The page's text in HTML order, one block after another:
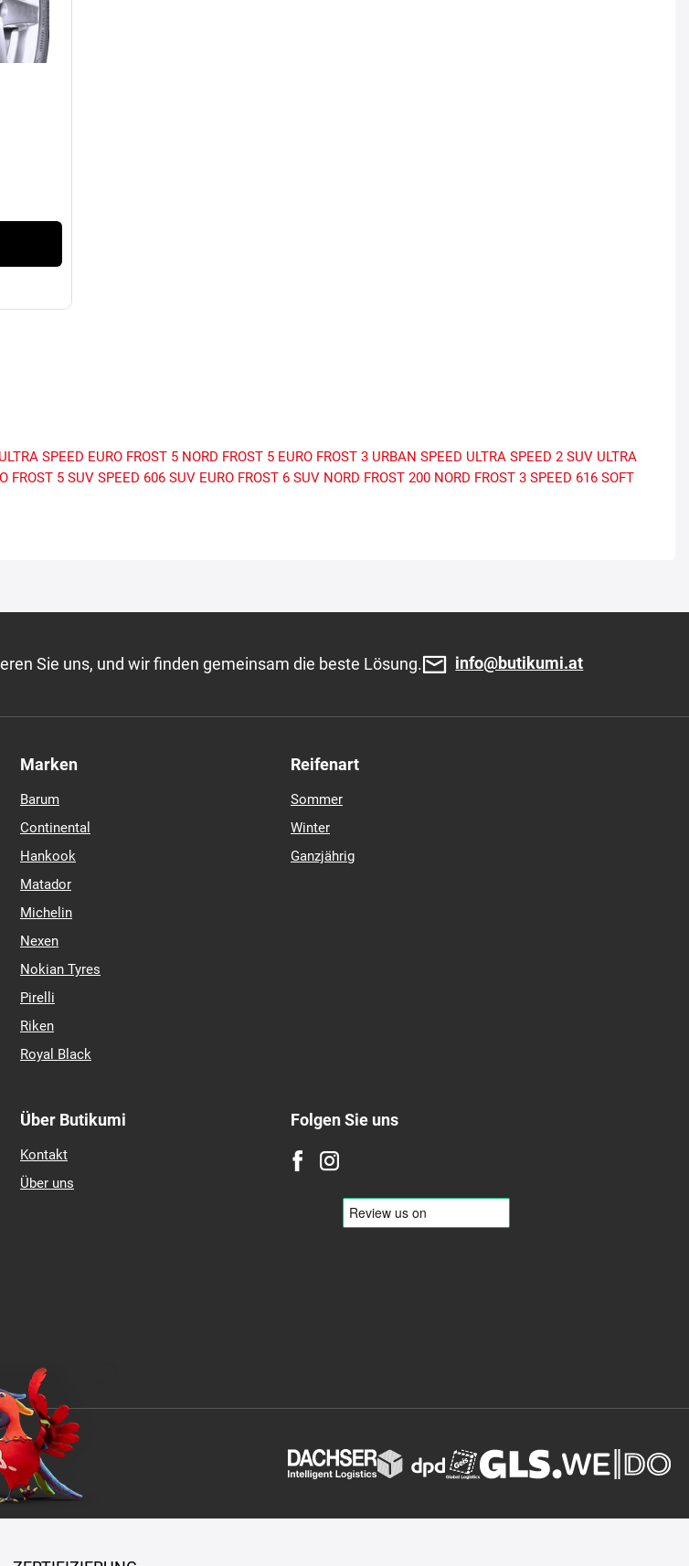
ULTRA SPEED EURO FROST 5 NORD FROST 5 EURO FROST 3 URBAN SPEED ULTRA SPEED 2 SUV ULTRA
FROST 5 SUV SPEED 606 SUV EURO FROST 6 SUV NORD FROST 200 NORD FROST 3 SPEED 616 SOFT
Sie uns, und wir finden gemeinsam die beste Lösung. info@butikumi.at
Marken
Barum
Continental
Hankook
Matador
Michelin
Nexen
Nokian Tyres
Pirelli
Riken
Royal Black
Reifenart
Sommer
Winter
Ganzjährig
Über Butikumi
Kontakt
Über uns
Folgen Sie uns